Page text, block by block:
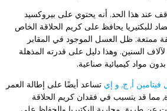
عند هذا الحد. أنه يحتوي على بيروكسيد
يحافظ على كريم الحلاقة الخاص
ظل العسل الموجود في المقابر
السنين. وهذا دليل على قدرته المذهلة
مواد كيميائية صناعية.
أ, ج, و إي تساعد أيضًا على إطالة العمر
مما قد يتسبب في فقدان كريم الحلاقة